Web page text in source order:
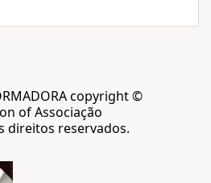
copyright ©
of Associação
direitos reservados.